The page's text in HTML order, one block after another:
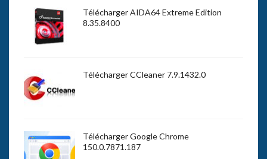
Télécharger AIDA64 Extreme Edition
8.35.8400
Télécharger CCleaner 7.9.1432.0
Télécharger Google Chrome
150.0.7871.187